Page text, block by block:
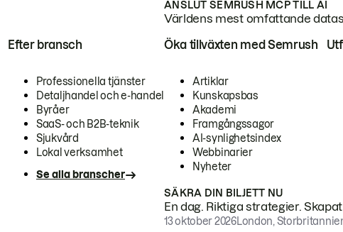
ANSLUT SEMRUSH MCP TILL AI
Världens mest omfattande
Efter bransch
Professionella tjänster
Detaljhandel och e-handel
Byråer
SaaS- och B2B-teknik
Sjukvård
Lokal verksamhet
Se alla branscher
Öka tillväxten med Semrush
Artiklar
Kunskapsbas
Akademi
Framgångssagor
AI-synlighetsindex
Webbinarier
Nyheter
SÄKRA DIN BILJETT NU
En dag. Riktiga strategier.
13 oktober 2026London,